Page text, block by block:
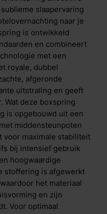
biedt gerichte
waardoor
de ondersteuning
en
Specifieke
hoofdbord van de
dubbel uitgevoerd,
die zorgen voor een
de boxspring tot
de slaapkamer een
meegeleverde Luxury
biedt een extra luxe en
de extra
alleen maximale
een uitstekende
De topper is
hoes en
voor extra
slaapervaring
naar je
is ontwikkeld
en combineert
met een
royale, dubbel
afgeronde
uitstraling en geeft
Wat deze boxspring
is opgebouwd uit een
middensteunpoten
voor maximale stabiliteit
bij intensief gebruik
hoogwaardige
stoffering is afgewerkt
het materiaal
en zijn
Voor optimaal